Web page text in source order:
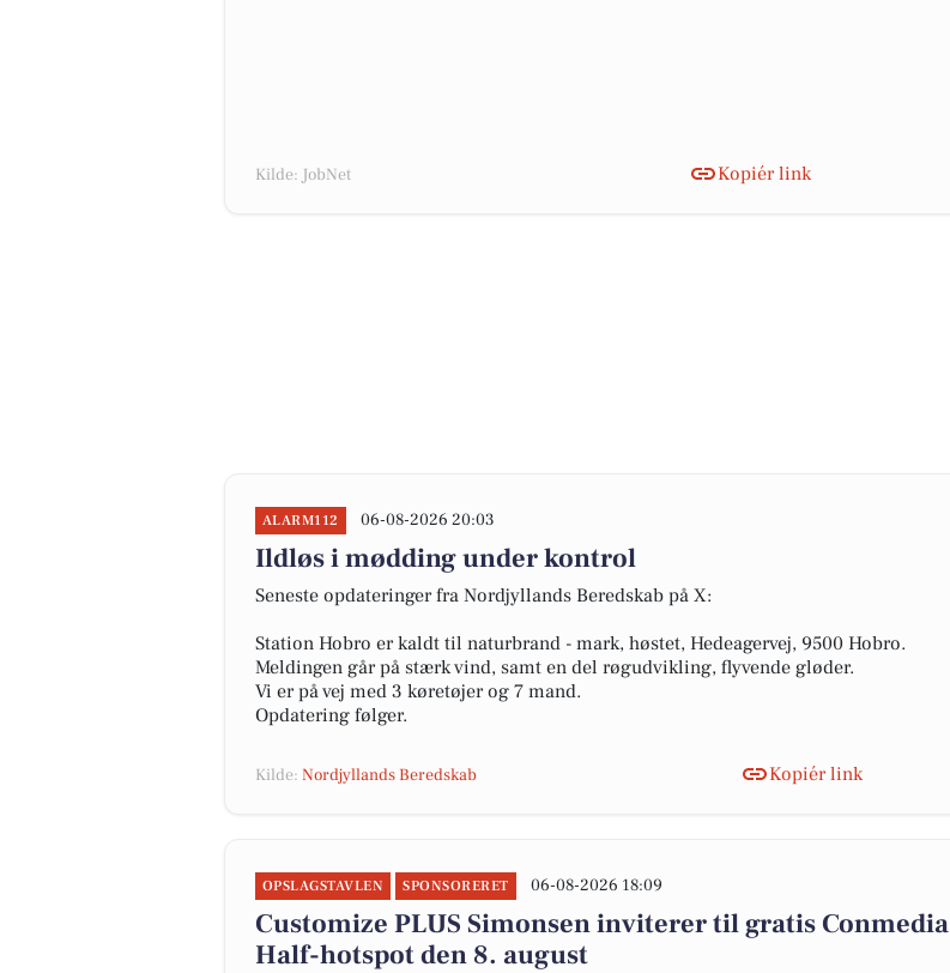
Kilde: JobNet Kopiér link
ALARM112 06-08-2026 20:03
Ildløs i mødding under kontrol
Seneste opdateringer fra Nordjyllands Beredskab på X:
Station Hobro er kaldt til naturbrand - mark, høstet, Hedeagervej, 9500 Hobro.
Meldingen går på stærk vind, samt en del røgudvikling, flyvende gløder.
Vi er på vej med 3 køretøjer og 7 mand.
Opdatering følger.
Kilde: Nordjyllands Beredskab Kopiér link
OPSLAGSTAVLEN SPONSORERET 06-08-2026 18:09
Customize PLUS Simonsen inviterer til gratis Conmedia
Half-hotspot den 8. august